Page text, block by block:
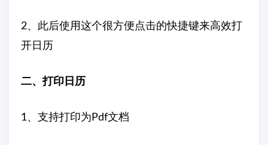
2、此后使用这个很方便点击的快捷键来高效打
开日历
二、打印日历
1、支持打印为Pdf文档